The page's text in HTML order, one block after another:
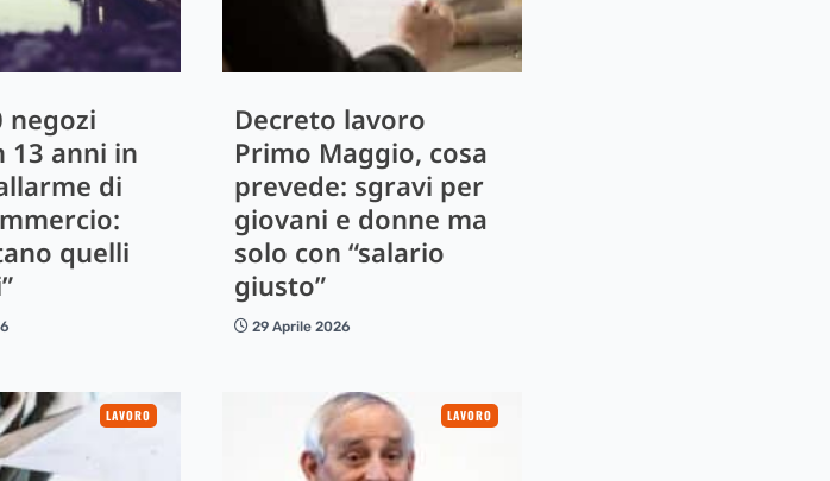
negozi
13 anni in
di
quelli
Decreto lavoro
Primo Maggio, cosa
prevede: sgravi per
giovani e donne ma
solo con “salario
giusto”
29 Aprile 2026
LAVORO LAVORO